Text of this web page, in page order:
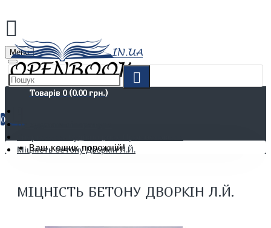
Menu
Товарів 0 (0.00 грн.)
0
Ваш кошик порожній!
Не художня література
Міцність бетону Дворкін Л.Й.
МІЦНІСТЬ БЕТОНУ ДВОРКІН Л.Й.